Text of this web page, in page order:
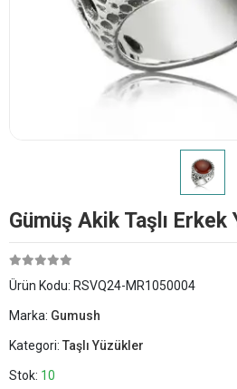
Gümüş Akik Taşlı Erkek
Ürün Kodu: RSVQ24-MR1050004
Marka: Gumush
Kategori: Taşlı Yüzükler
Stok: 10